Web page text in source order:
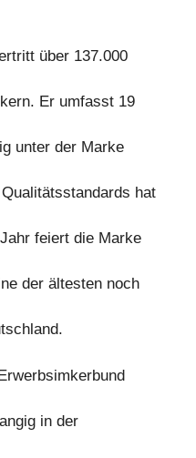
über 137.000
Er umfasst 19
unter der Marke
hat
feiert die Marke
der ältesten noch
in der